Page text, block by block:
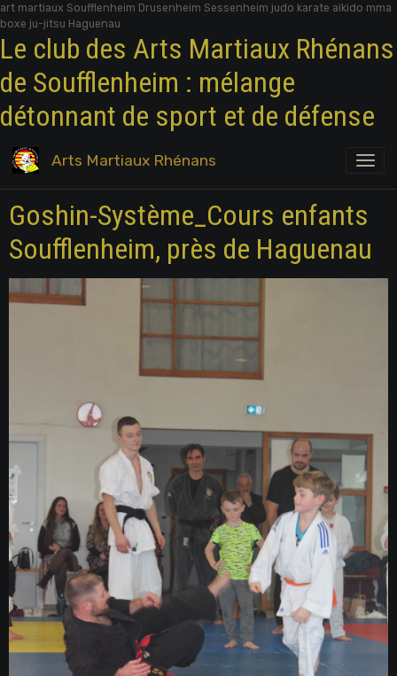
art martiaux Soufflenheim Drusenheim Sessenheim judo karate aikido mma
boxe ju-jitsu Haguenau
Le club des Arts Martiaux Rhénans
de Soufflenheim : mélange
détonnant de sport et de défense
Arts Martiaux Rhénans
Goshin-Système_Cours enfants
Soufflenheim, près de Haguenau